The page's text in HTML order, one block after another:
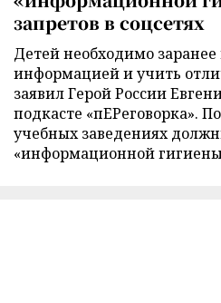
запретов в соцсетях
Детей необходимо заранее
информацией и учить
заявил Герой России
подкасте «пЕРеговорка».
учебных заведениях
«информационной